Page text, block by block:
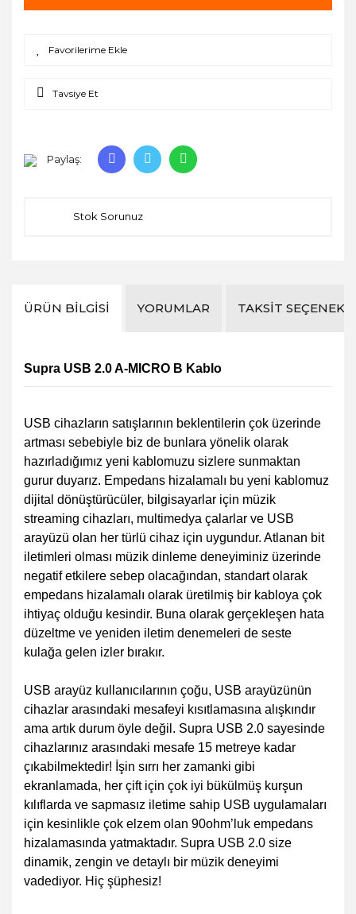
Tavsiye Et
Paylaş:
Stok Sorunuz
ÜRÜN BILGISI YORUMLAR TAKSIT
Supra USB 2.0 A-MICRO B Kablo
USB cihazların satışlarının beklentilerin çok üzerinde
artması sebebiyle biz de bunlara yönelik olarak
hazırladığımız yeni kablomuzu sizlere sunmaktan
gurur duyarız. Empedans hizalamalı bu yeni kablomuz
dijital dönüştürücüler, bilgisayarlar için müzik
streaming cihazları, multimedya çalarlar ve USB
arayüzü olan her türlü cihaz için uygundur. Atlanan bit
iletimleri olması müzik dinleme deneyiminiz üzerinde
negatif etkilere sebep olacağından, standart olarak
empedans hizalamalı olarak üretilmiş bir kabloya çok
ihtiyaç olduğu kesindir. Buna olarak gerçekleşen hata
düzeltme ve yeniden iletim denemeleri de seste
kulağa gelen izler bırakır.
USB arayüz kullanıcılarının çoğu, USB arayüzünün
cihazlar arasındaki mesafeyi kısıtlamasına alışkındır
ama artık durum öyle değil. Supra USB 2.0 sayesinde
cihazlarınız arasındaki mesafe 15 metreye kadar
çıkabilmektedir! İşin sırrı her zamanki gibi
ekranlamada, her çift için çok iyi bükülmüş kurşun
kılıflarda ve sapmasız iletime sahip USB uygulamaları
için kesinlikle çok elzem olan 90ohm’luk empedans
hizalamasında yatmaktadır. Supra USB 2.0 size
dinamik, zengin ve detaylı bir müzik deneyimi
vadediyor. Hiç şüphesiz!